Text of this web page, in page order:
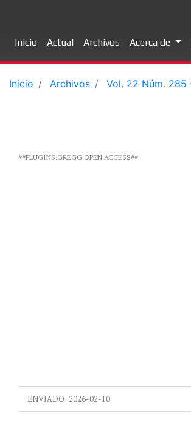
Inicio Actual Archivos Acerca de
Inicio Archivos Vol. 22 Núm. 285
##PLUGINS.GREGG.OPEN.ACCESS##
ENVIADO: 2026-02-10